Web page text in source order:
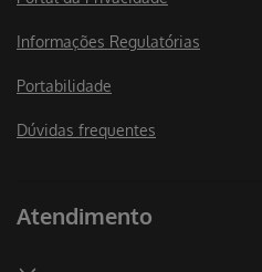
Informações Regulatórias
Portabilidade
Dúvidas frequentes
Atendimento